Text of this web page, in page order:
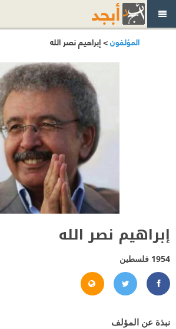
المؤلفون> إبراهيم نصر الله
إبراهيم نصر الله
1954 فلسطين
https://www.facebook.com/inasrallah
twitter.com/#!/i_nasrallah23
نبذة عن المؤلف